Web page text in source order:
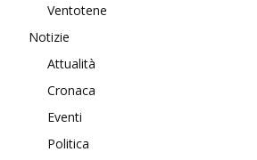
Ventotene
Notizie
Attualità
Cronaca
Eventi
Politica